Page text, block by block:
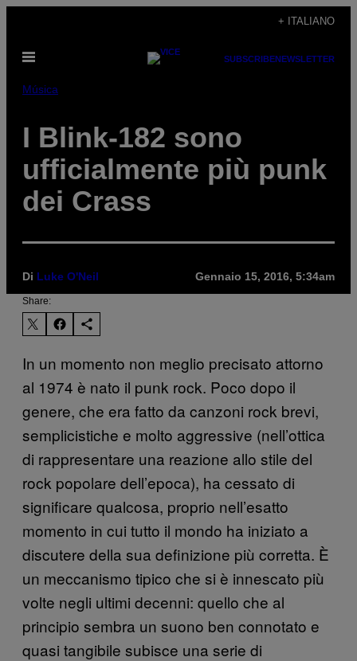
contenuto
+ ITALIANO
Apri
SUBSCRIBENEWSLETTER
Música
I Blink-182 sono
ufficialmente più punk
dei Crass
Di Luke O'Neil Gennaio 15, 2016, 5:34am
Share:
In un momento non meglio precisato attorno
al 1974 è nato il punk rock. Poco dopo il
genere, che era fatto da canzoni rock brevi,
semplicistiche e molto aggressive (nell’ottica
di rappresentare una reazione allo stile del
rock popolare dell’epoca), ha cessato di
significare qualcosa, proprio nell’esatto
momento in cui tutto il mondo ha iniziato a
discutere della sua definizione più corretta. È
un meccanismo tipico che si è innescato più
volte negli ultimi decenni: quello che al
principio sembra un suono ben connotato e
quasi tangibile subisce una serie di